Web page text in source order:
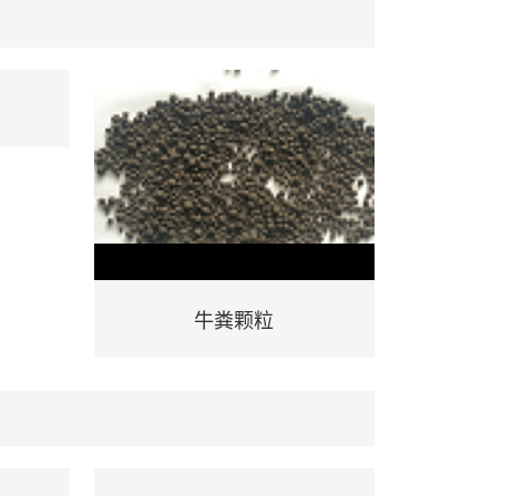
该机系列规格可满足多种发酵槽
牛粪颗粒